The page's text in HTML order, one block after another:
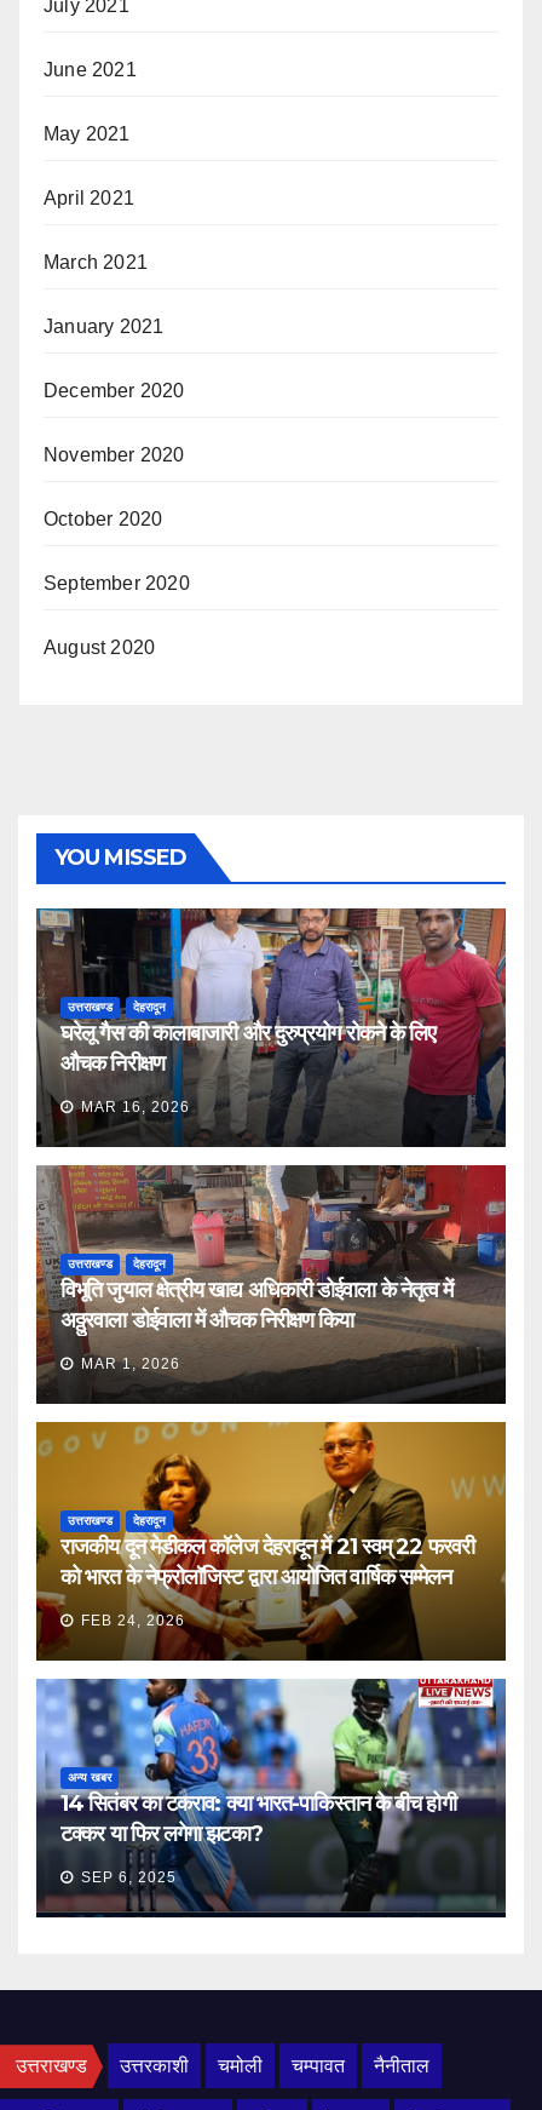
July 2021
June 2021
May 2021
April 2021
March 2021
January 2021
December 2020
November 2020
October 2020
September 2020
August 2020
YOU MISSED
उत्तराखण्ड देहरादून
घरेलू गैस की कालाबाजारी और दुरुप्रयोग रोकने के लिए
औचक निरीक्षण
MAR 16, 2026
उत्तराखण्ड देहरादून
विभूति जुयाल क्षेत्रीय खाद्य अधिकारी डोईवाला के नेतृत्व में
अठ्ठुरवाला डोईवाला में औचक निरीक्षण किया
MAR 1, 2026
उत्तराखण्ड देहरादून
राजकीय दून मेडीकल कॉलेज देहरादून में 21 स्वम् 22 फरवरी
को भारत के नेफ्रोलॉजिस्ट द्वारा आयोजित वार्षिक सम्मेलन
FEB 24, 2026
अन्य खबर
14 सितंबर का टकराव: क्या भारत-पाकिस्तान के बीच होगी
टक्कर या फिर लगेगा झटका?
SEP 6, 2025
उत्तराखण्ड उत्तरकाशी चमोली चम्पावत नैनीताल